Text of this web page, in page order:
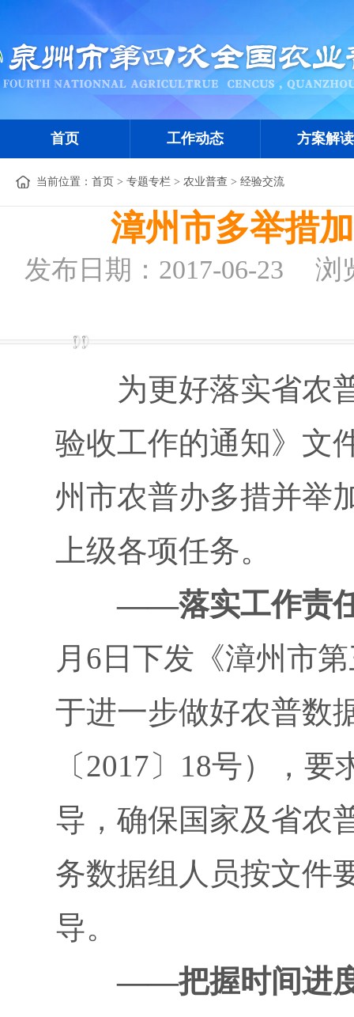
首页 工作动态 方案解读
当前位置： 首页 > 专题专栏 > 农业普查 > 经验交流
漳州市多举措
发布日期：2017-06-23 浏
为更好落实省农普
验收工作的通知》文
州市农普办多措并举
上级各项任务。
——落实工作责
月6日下发《漳州市
于进一步做好农普数
〔2017〕18号），要
导，确保国家及省农
务数据组人员按文件
导。
——把握时间进